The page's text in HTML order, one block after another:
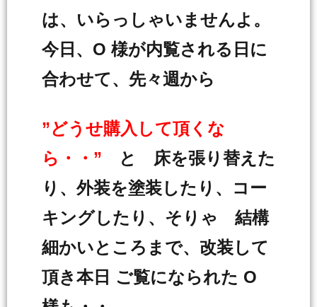
は、いらっしゃいませんよ。
今日、O 様が内覧される日に
合わせて、先々週から
”どうせ購入して頂くな
ら・・” と 床を張り替えた
り、外装を塗装したり、コー
キングしたり、そりゃ 結構
細かいところまで、改装して
頂き本日 ご覧になられた O